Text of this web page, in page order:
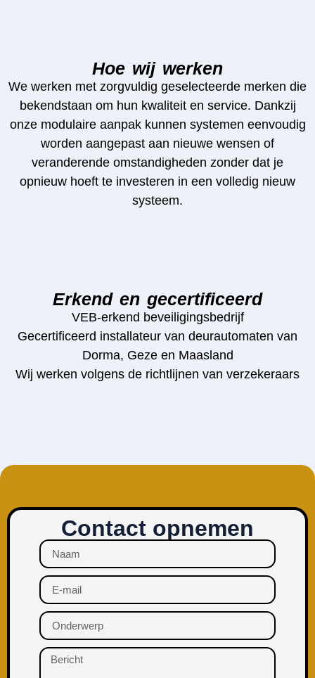
Hoe wij werken
We werken met zorgvuldig geselecteerde merken die
bekendstaan om hun kwaliteit en service. Dankzij
onze modulaire aanpak kunnen systemen eenvoudig
worden aangepast aan nieuwe wensen of
veranderende omstandigheden zonder dat je
opnieuw hoeft te investeren in een volledig nieuw
systeem.
Erkend en gecertificeerd
VEB-erkend beveiligingsbedrijf
Gecertificeerd installateur van deurautomaten van
Dorma, Geze en Maasland
Wij werken volgens de richtlijnen van verzekeraars
Contact opnemen